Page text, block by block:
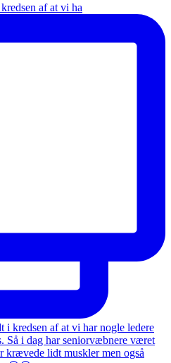
af at vi ha